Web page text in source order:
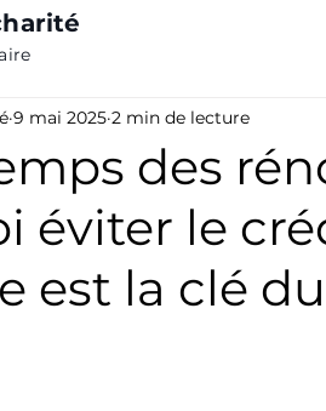
des
éviter le
est la clé
9 mai 2025 2 min de lecture